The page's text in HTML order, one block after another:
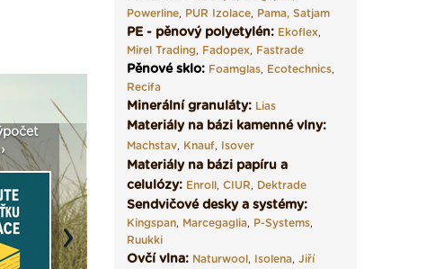
Seriál: Fasády ETICS a
vše podstatné v kostce ›
Vyberte si izolaci a pak
ji tady klidně poptejte ›
Next
Powerline, PUR Izolace, Pama, Satjam
PE - pěnový polyetylén: Ekoflex,
Mirel Trading, Fadopex, Fastrade
Pěnové sklo: Foamglas, Ecotechnics,
Recifa
Minerální granuláty: Lias
Materiály na bázi kamenné vlny:
Machstav, Knauf, Isover
Materiály na bázi papíru a
celulózy: Enroll, CIUR, Dektrade
Sendvičové desky a systémy:
Kingspan, Marcegaglia, P-Systems,
Ruukki
Ovčí vlna: Naturwool, Isolena, Jiří